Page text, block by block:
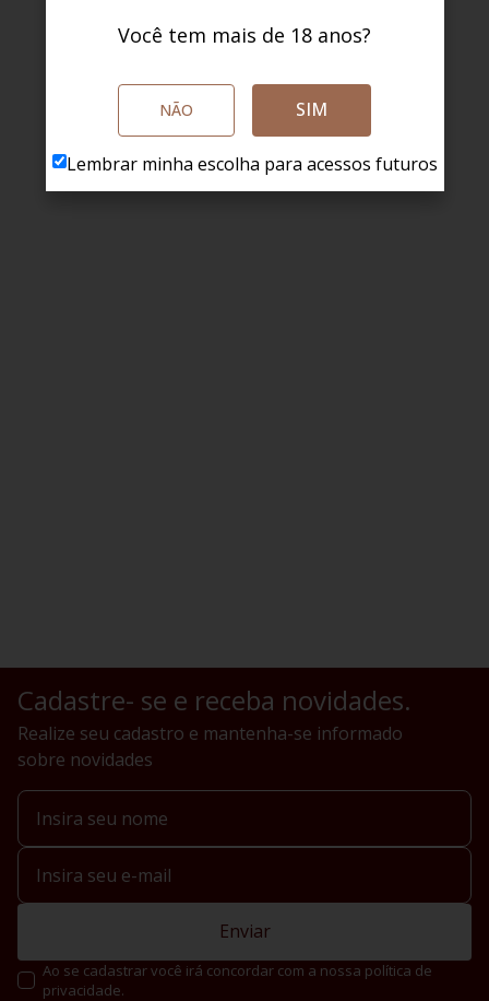
Cadastre- se e receba novidades.
Realize seu cadastro e mantenha-se informado
sobre novidades
Enviar
Ao se cadastrar você irá concordar com a nossa política de
privacidade.
Você tem mais de 18 anos?
NÃO SIM
Lembrar minha escolha para acessos futuros